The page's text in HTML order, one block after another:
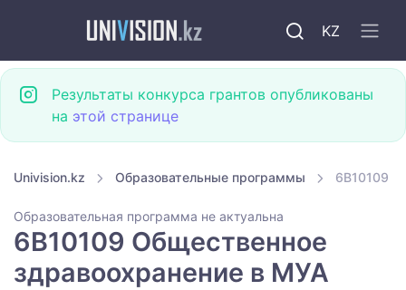
KZ
Результаты конкурса грантов опубликованы
на этой странице
Univision.kz Образовательные программы 6B10109
Образовательная программа не актуальна
6B10109 Общественное
здравоохранение в МУА